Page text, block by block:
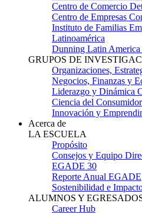
Centro de Comercio
Centro de Empresas
Instituto de Familias
Latinoamérica
Dunning Latin America
GRUPOS DE
Organizaciones,
Negocios, Finanzas y
Liderazgo y Dinámica
Ciencia del
Innovación y
Acerca de
LA ESCUELA
Propósito
Consejos y Equipo
EGADE 30
Reporte Anual EGADE
Sostenibilidad e
ALUMNOS Y
Career Hub